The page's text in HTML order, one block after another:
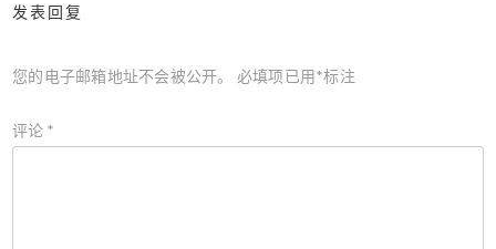
发表回复
您的电子邮箱地址不会被公开。 必填项已用*标注
评论 *